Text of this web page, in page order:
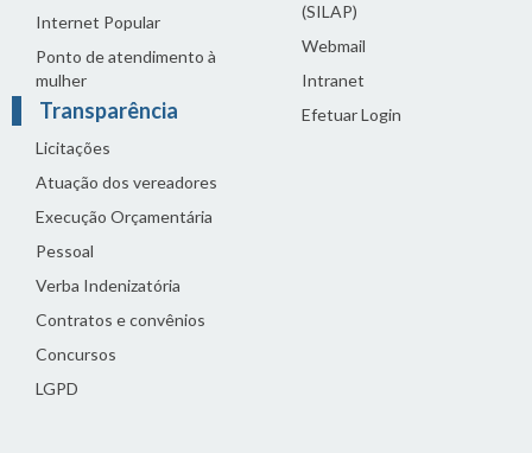
Internet Popular
Ponto de atendimento à
mulher
Transparência
Licitações
Atuação dos vereadores
Execução Orçamentária
Pessoal
Verba Indenizatória
Contratos e convênios
Concursos
LGPD
(SILAP)
Webmail
Intranet
Efetuar Login